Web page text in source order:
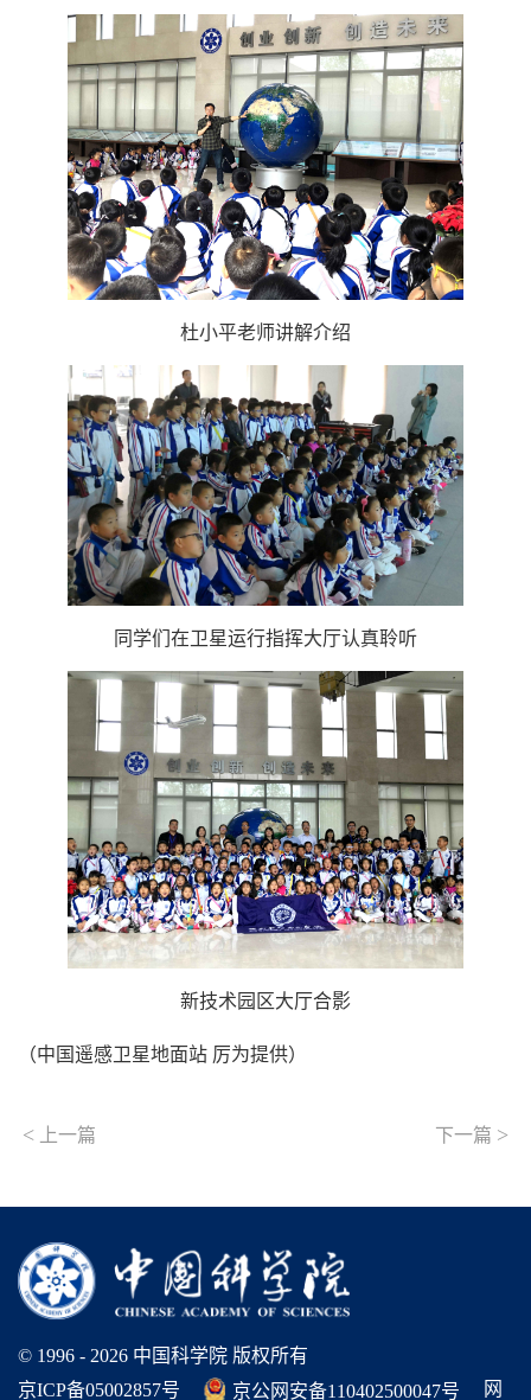
杜小平老师讲解介绍
同学们在卫星运行指挥大厅认真聆听
新技术园区大厅合影
（中国遥感卫星地面站 厉为提供）
< 上一篇 下一篇 >
© 1996 - 2026 中国科学院 版权所有
京ICP备05002857号
京公网安备110402500047号 网